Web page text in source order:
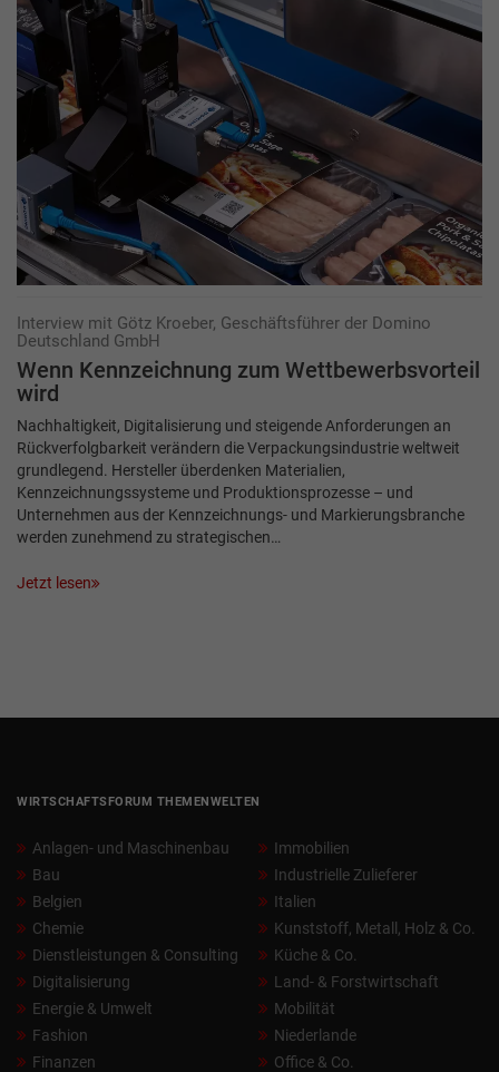
Interview mit Götz Kroeber, Geschäftsführer der Domino
Deutschland GmbH
Wenn Kennzeichnung zum Wettbewerbsvorteil
wird
Nachhaltigkeit, Digitalisierung und steigende Anforderungen an
Rückverfolgbarkeit verändern die Verpackungsindustrie weltweit
grundlegend. Hersteller überdenken Materialien,
Kennzeichnungssysteme und Produktionsprozesse – und
Unternehmen aus der Kennzeichnungs- und Markierungsbranche
werden zunehmend zu strategischen…
Jetzt lesen
WIRTSCHAFTSFORUM THEMENWELTEN
Anlagen- und Maschinenbau
Bau
Belgien
Chemie
Dienstleistungen & Consulting
Digitalisierung
Energie & Umwelt
Fashion
Finanzen
Immobilien
Industrielle Zulieferer
Italien
Kunststoff, Metall, Holz & Co.
Küche & Co.
Land- & Forstwirtschaft
Mobilität
Niederlande
Office & Co.